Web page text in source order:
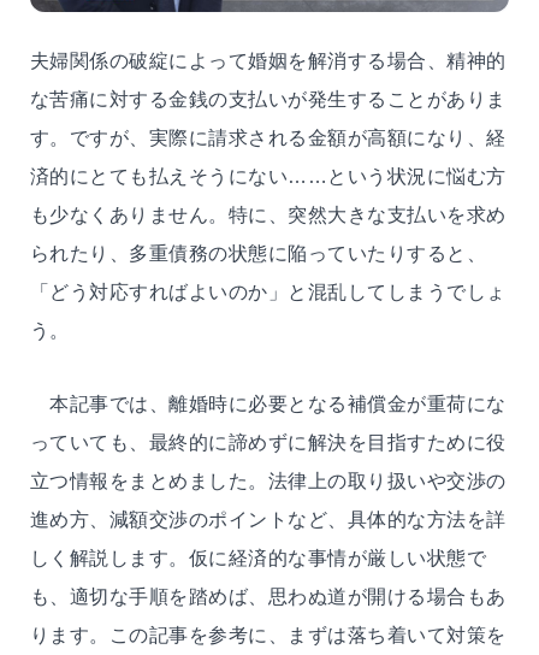
夫婦関係の破綻によって婚姻を解消する場合、精神的
な苦痛に対する金銭の支払いが発生することがありま
す。ですが、実際に請求される金額が高額になり、経
済的にとても払えそうにない……という状況に悩む方
も少なくありません。特に、突然大きな支払いを求め
られたり、多重債務の状態に陥っていたりすると、
「どう対応すればよいのか」と混乱してしまうでしょ
う。
本記事では、離婚時に必要となる補償金が重荷にな
っていても、最終的に諦めずに解決を目指すために役
立つ情報をまとめました。法律上の取り扱いや交渉の
進め方、減額交渉のポイントなど、具体的な方法を詳
しく解説します。仮に経済的な事情が厳しい状態で
も、適切な手順を踏めば、思わぬ道が開ける場合もあ
ります。この記事を参考に、まずは落ち着いて対策を